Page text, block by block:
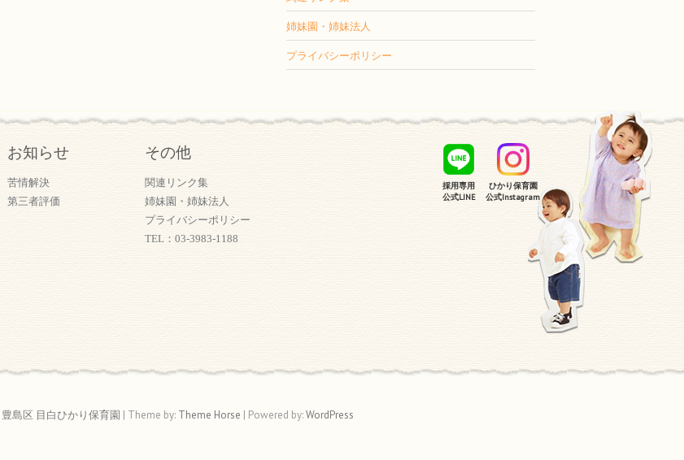
姉妹園・姉妹法人
プライバシーポリシー
採用専用
公式LINE
ひかり保育園
公式Instagram
お知らせ
苦情解決
第三者評価
その他
関連リンク集
姉妹園・姉妹法人
プライバシーポリシー
TEL：03-3983-1188
豊島区 目白ひかり保育園 | Theme by: Theme Horse | Powered by:WordPress